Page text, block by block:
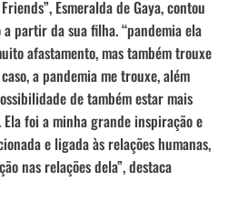
Esmeralda de Gaya, contou
partir da sua filha. “pandemia ela
afastamento, mas também trouxe
a pandemia me trouxe, além
de também estar mais
foi a minha grande inspiração e
e ligada às relações humanas,
nas relações dela”, destaca